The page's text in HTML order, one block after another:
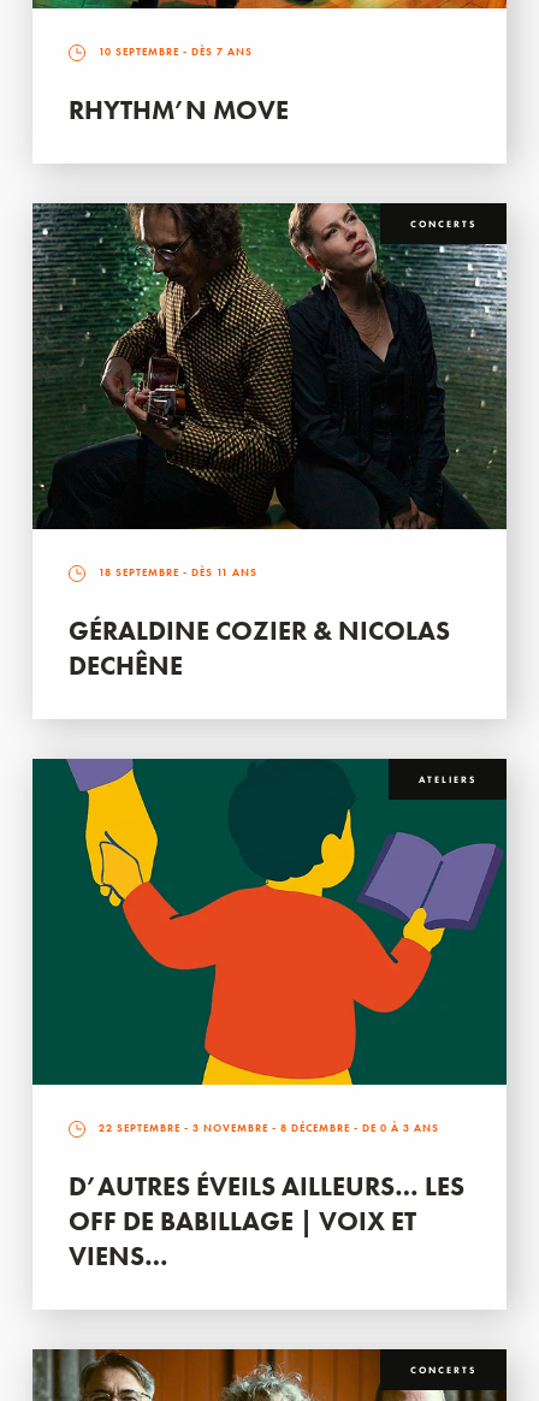
10 SEPTEMBRE - DÈS 7 ANS
RHYTHM’N MOVE
CONCERTS
18 SEPTEMBRE - DÈS 11 ANS
GÉRALDINE COZIER & NICOLAS
DECHÊNE
ATELIERS
22 SEPTEMBRE - 3 NOVEMBRE - 8 DÉCEMBRE - DE 0 À 3 ANS
D’AUTRES ÉVEILS AILLEURS… LES
OFF DE BABILLAGE | VOIX ET
VIENS…
CONCERTS